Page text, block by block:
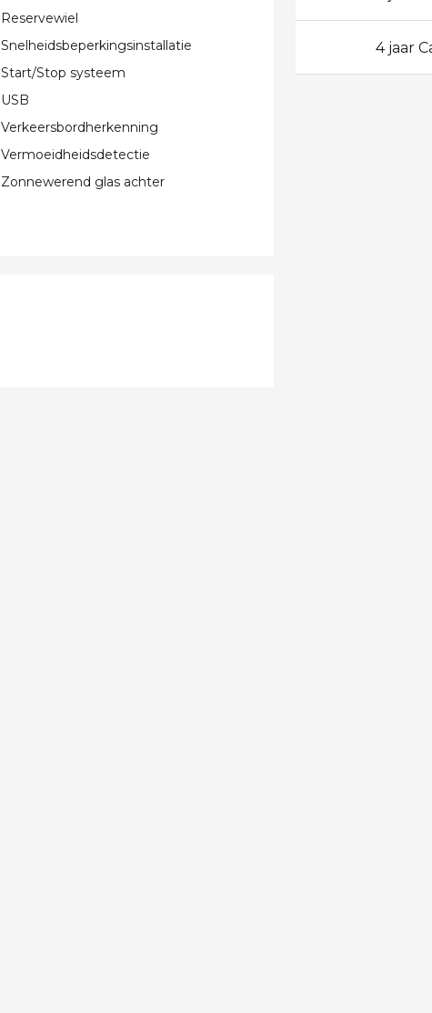
Reservewiel
Snelheidsbeperkingsinstallatie
Start/Stop systeem
USB
Verkeersbordherkenning
Vermoeidheidsdetectie
Zonnewerend glas achter
4 jaar